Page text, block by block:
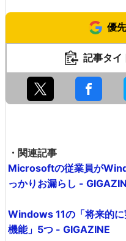
優
記事タイ
・関連記事
Microsoftの従業員が
っかりお漏らし -
Windows 11の「将来的
機能」5つ - GIGAZINE